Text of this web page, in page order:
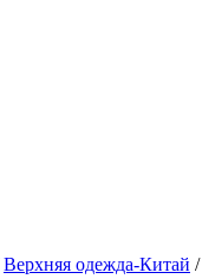
Верхняя одежда-Китай /